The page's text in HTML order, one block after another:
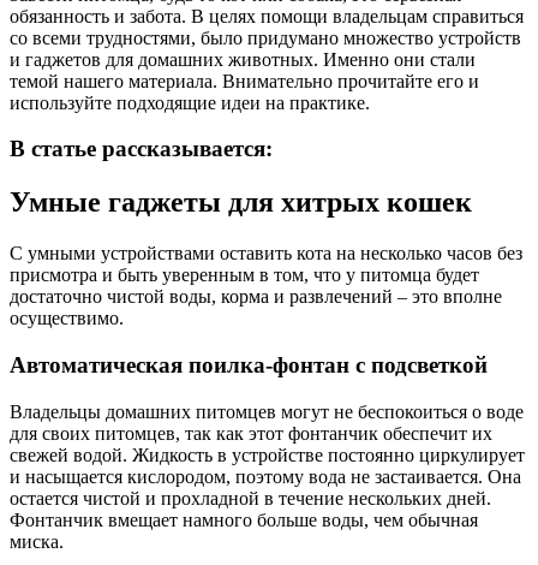
обязанность и забота. В целях помощи владельцам справиться
со всеми трудностями, было придумано множество устройств
и гаджетов для домашних животных. Именно они стали
темой нашего материала. Внимательно прочитайте его и
используйте подходящие идеи на практике.
В статье рассказывается:
Умные гаджеты для хитрых кошек
С умными устройствами оставить кота на несколько часов без
присмотра и быть уверенным в том, что у питомца будет
достаточно чистой воды, корма и развлечений – это вполне
осуществимо.
Автоматическая поилка-фонтан с подсветкой
Владельцы домашних питомцев могут не беспокоиться о воде
для своих питомцев, так как этот фонтанчик обеспечит их
свежей водой. Жидкость в устройстве постоянно циркулирует
и насыщается кислородом, поэтому вода не застаивается. Она
остается чистой и прохладной в течение нескольких дней.
Фонтанчик вмещает намного больше воды, чем обычная
миска.